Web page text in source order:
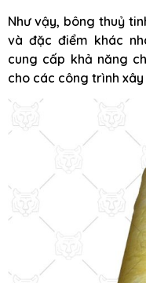
Như vậy, bông thuỷ
và đặc điểm khác
cung cấp khả năng
cho các công trình xây